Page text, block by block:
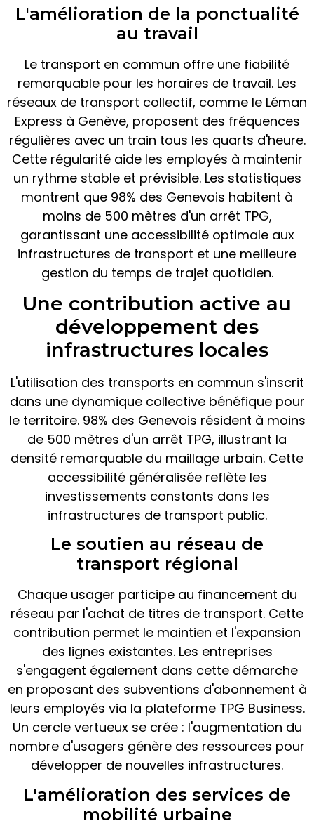
L'amélioration de la ponctualité
au travail
Le transport en commun offre une fiabilité
remarquable pour les horaires de travail. Les
réseaux de transport collectif, comme le Léman
Express à Genève, proposent des fréquences
régulières avec un train tous les quarts d'heure.
Cette régularité aide les employés à maintenir
un rythme stable et prévisible. Les statistiques
montrent que 98% des Genevois habitent à
moins de 500 mètres d'un arrêt TPG,
garantissant une accessibilité optimale aux
infrastructures de transport et une meilleure
gestion du temps de trajet quotidien.
Une contribution active au
développement des
infrastructures locales
L'utilisation des transports en commun s'inscrit
dans une dynamique collective bénéfique pour
le territoire. 98% des Genevois résident à moins
de 500 mètres d'un arrêt TPG, illustrant la
densité remarquable du maillage urbain. Cette
accessibilité généralisée reflète les
investissements constants dans les
infrastructures de transport public.
Le soutien au réseau de
transport régional
Chaque usager participe au financement du
réseau par l'achat de titres de transport. Cette
contribution permet le maintien et l'expansion
des lignes existantes. Les entreprises
s'engagent également dans cette démarche
en proposant des subventions d'abonnement à
leurs employés via la plateforme TPG Business.
Un cercle vertueux se crée : l'augmentation du
nombre d'usagers génère des ressources pour
développer de nouvelles infrastructures.
L'amélioration des services de
mobilité urbaine